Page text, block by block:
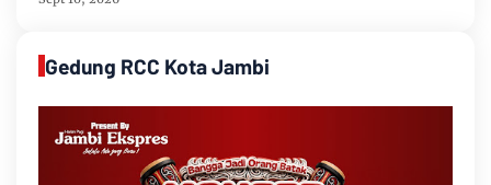
Gedung RCC Kota Jambi